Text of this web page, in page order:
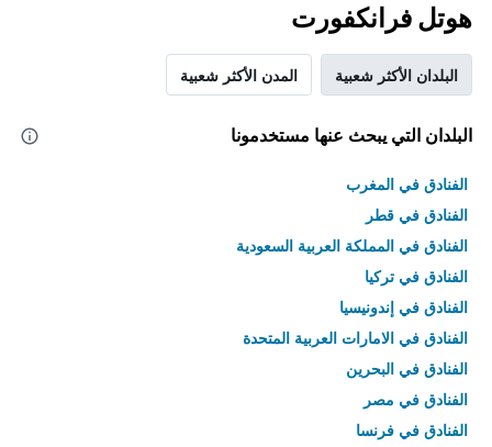
هوتل فرانكفورت
البلدان الأكثر شعبية المدن الأكثر شعبية
البلدان التي يبحث عنها مستخدمونا
الفنادق في المغرب
الفنادق في قطر
الفنادق في المملكة العربية السعودية
الفنادق في تركيا
الفنادق في إندونيسيا
الفنادق في الامارات العربية المتحدة
الفنادق في البحرين
الفنادق في مصر
الفنادق في فرنسا